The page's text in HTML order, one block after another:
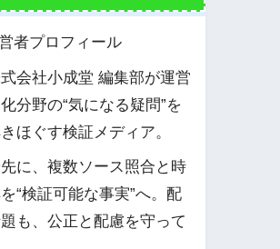
式会社小成堂 編集部が運営
分野の“気になる疑問”を
ほぐす検証メディア。
に、複数ソース照合と時
“検証可能な事実”へ。配
も、公正と配慮を守って